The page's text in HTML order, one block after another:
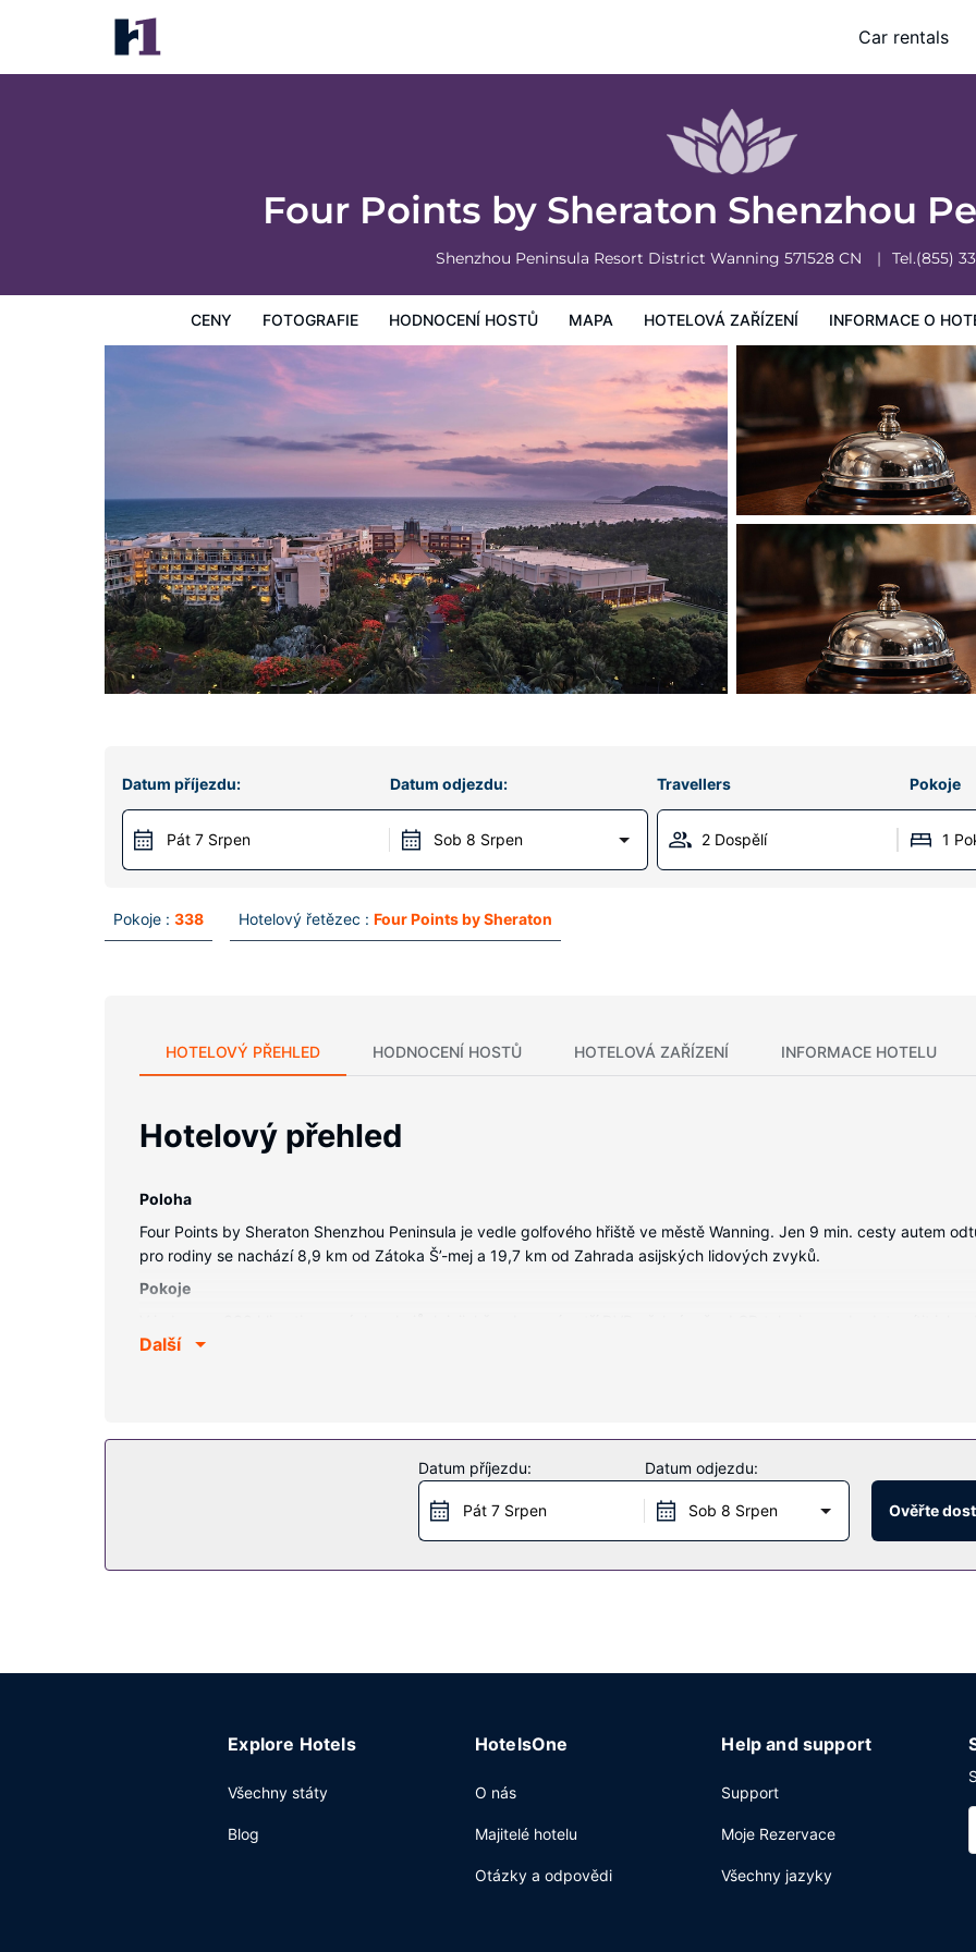
Car rentals
Four Points by Sheraton Shenzhou
Shenzhou Peninsula Resort District Wanning 571528 CN Tel.(855)
CENY FOTOGRAFIE HODNOCENÍ HOSTŮ MAPA HOTELOVÁ ZAŘÍZENÍ INFORMACE O
Four Points by Sheraton Shenzhou Peninsula
Ceny Fotografie Všeobecné podmínky hotelu
Datum příjezdu:
Pát 7 Srpen
Datum odjezdu:
Sob 8 Srpen
Travellers Pokoje
2 Dospělí 1
Pokoje : 338 Hotelový řetězec : Four Points by Sheraton
HOTELOVÝ PŘEHLED HODNOCENÍ HOSTŮ HOTELOVÁ ZAŘÍZENÍ INFORMACE HOTELU
Hotelový přehled
Poloha
Four Points by Sheraton Shenzhou Peninsula je vedle golfového hřiště ve městě Wanning. Jen 9 min. cesty autem
pro rodiny se nachází 8,9 km od Zátoka Š’-mej a 19,7 km od Zahrada asijských lidových zvyků.
Pokoje
bezdrátové i pevné připojení k internetu vám zajistí spojení se světem a televize, která nabízí kabelové kanály,
bazény, venkovní tenisový kurt a parní sauna. Tento hotel dále nabízí: bezdrátový internet zdarma, rozšířené
Když dostanete hlad, navštivte restauraci Shenzhou Bolong Li s výhledem na oceán, kde lze za příznivého počasí
kuchyně. Chcete-li zůstat v pohodlí svého pokoje, můžete využít 24hodinovou pokojovou službu. Máte-li chuť na
bar/salonek nebo bar u bazénu. Za malý příplatek budete zváni na bufetovou snídani.
Další
Datum příjezdu:
Pát 7 Srpen
Datum odjezdu:
Sob 8 Srpen Ověřte
Explore Hotels
Všechny státy
Blog
HotelsOne
O nás
Majitelé hotelu
Otázky a odpovědi
Help and support
Support
Moje Rezervace
Všechny jazyky